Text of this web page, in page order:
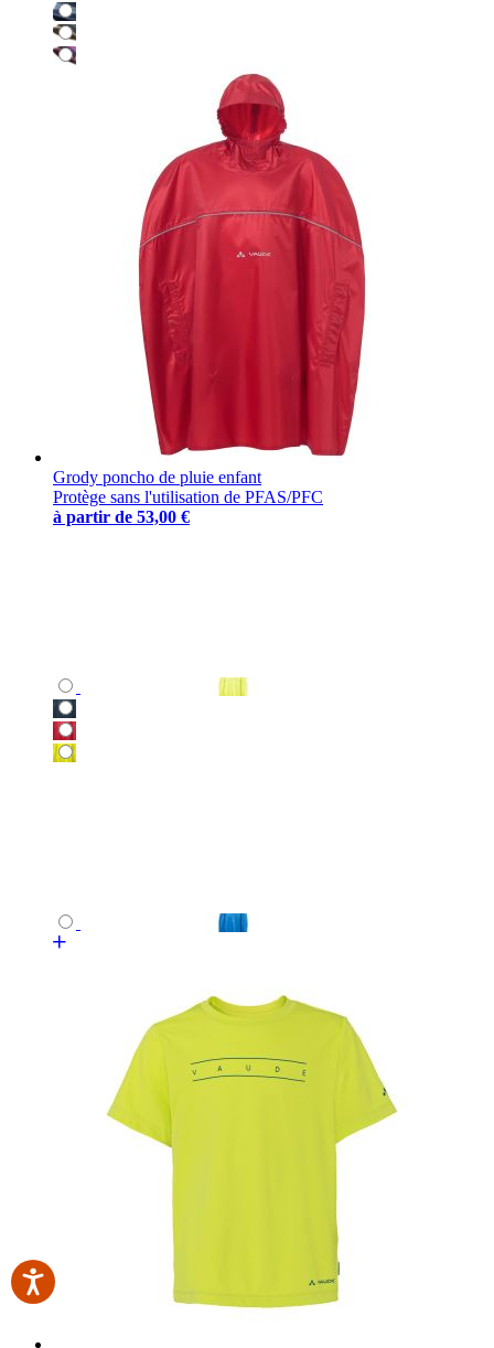
Grody poncho de pluie enfant
Protège sans l'utilisation de PFAS/PFC
à partir de 53,00 €